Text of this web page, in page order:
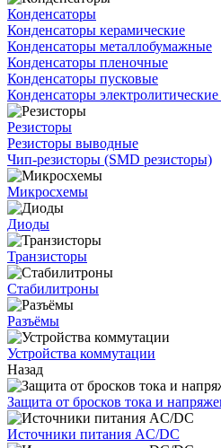
Конденсаторы
Конденсаторы керамические
Конденсаторы металлобумажные
Конденсаторы пленочные
Конденсаторы пусковые
Конденсаторы
Резисторы
Резисторы выводные
Чип-резисторы (SMD резисторы)
Микросхемы
Диоды
Транзисторы
Стабилитроны
Разъёмы
Устройства коммутации
Назад
Защита от бросков тока и
Источники питания AC/DC